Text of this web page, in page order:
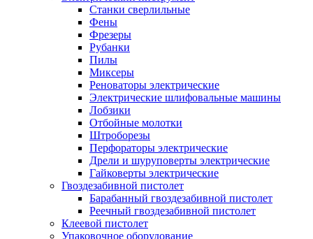
Станки сверлильные
Фены
Фрезеры
Рубанки
Пилы
Миксеры
Реноваторы электрические
Электрические шлифовальные машины
Лобзики
Отбойные молотки
Штроборезы
Перфораторы электрические
Дрели и шуруповерты электрические
Гайковерты электрические
Гвоздезабивной пистолет
Барабанный гвоздезабивной пистолет
Реечный гвоздезабивной пистолет
Клеевой пистолет
Упаковочное оборудование